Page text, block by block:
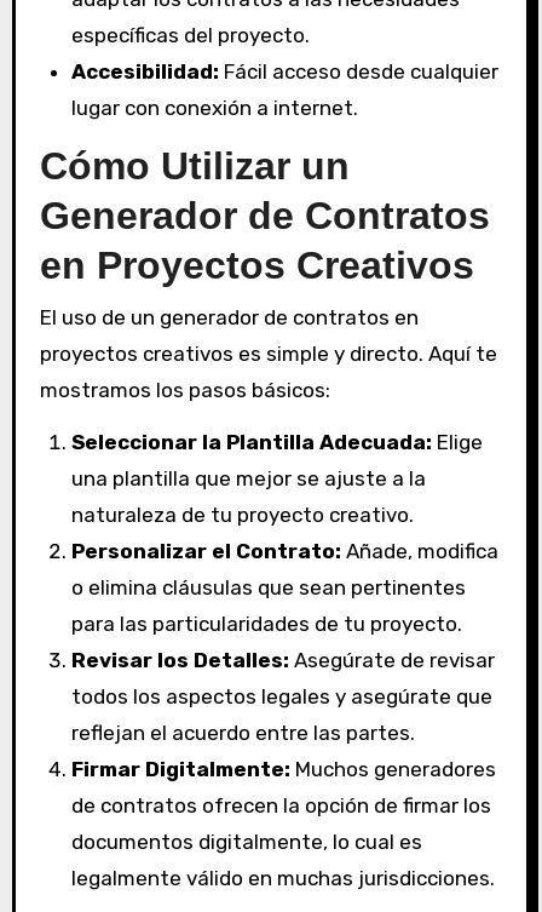
específicas del proyecto.
Accesibilidad: Fácil acceso desde cualquier
lugar con conexión a internet.
Cómo Utilizar un
Generador de Contratos
en Proyectos Creativos
El uso de un generador de contratos en
proyectos creativos es simple y directo. Aquí te
mostramos los pasos básicos:
Seleccionar la Plantilla Adecuada: Elige
una plantilla que mejor se ajuste a la
naturaleza de tu proyecto creativo.
Personalizar el Contrato: Añade, modifica
o elimina cláusulas que sean pertinentes
para las particularidades de tu proyecto.
Revisar los Detalles: Asegúrate de revisar
todos los aspectos legales y asegúrate que
reflejan el acuerdo entre las partes.
Firmar Digitalmente: Muchos generadores
de contratos ofrecen la opción de firmar los
documentos digitalmente, lo cual es
legalmente válido en muchas jurisdicciones.